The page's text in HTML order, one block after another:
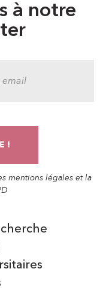
à notre
mentions légales et la